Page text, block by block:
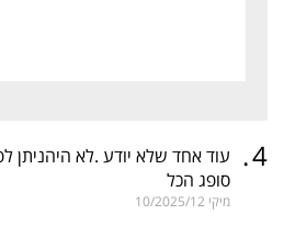
4
. עוד אחד שלא יודע .לא היהניתן
סופג הכל
מיקי 10/2025/12